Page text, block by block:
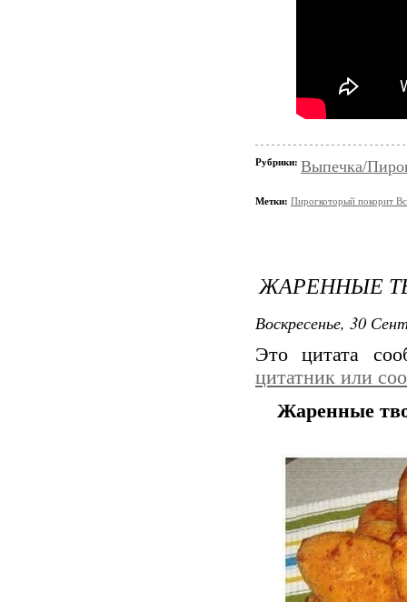
Рубрики: Выпечка/
Метки: Пирогкоторый покорит
ЖАРЕННЫЕ
Воскресенье, 30
Это цитата
цитатник или
Жаренные